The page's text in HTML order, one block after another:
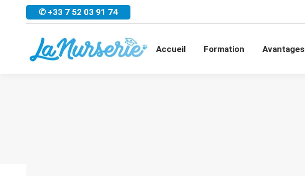
✆ +33 7 52 03 91 74
Accueil Formation Avantages